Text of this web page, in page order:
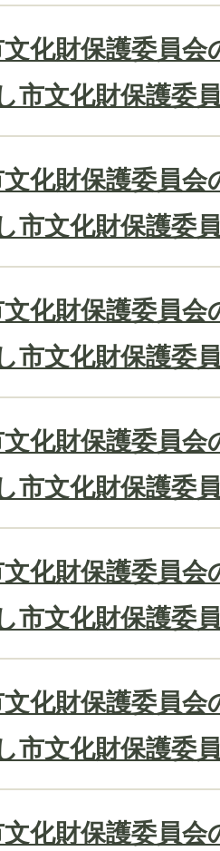
化財保護委員会
市文化財保護委
化財保護委員会
市文化財保護委
化財保護委員会
市文化財保護委
化財保護委員会
市文化財保護委
化財保護委員会
市文化財保護委
化財保護委員会
市文化財保護委
化財保護委員会